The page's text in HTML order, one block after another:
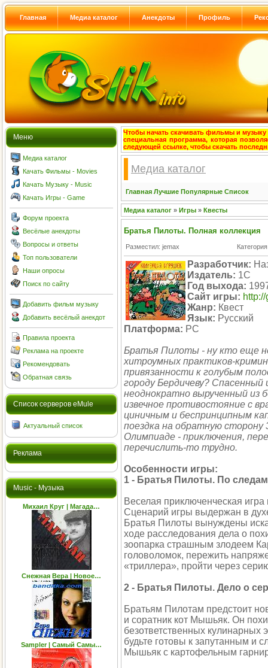
Главная Медиа каталог Анекдоты Профиль
Меню
Медиа каталог
Качать Фильмы - Movies
Качать Музыку - Music
Качать Игры - Game
Форум проекта
Весёлые анекдоты
Вопросы и ответы
Топ пользователи
Наши опросы
Поиск по сайту
Добавить фильм музыку
Добавить весёлый анекдот
Правила проекта
Реклама на проекте
Рекомендовать
Обратная связь
Cписок серверов eMule
Актуальный список
Реклама
Music - Музыка
Михаил Круг | Магада…
Снежная Вера | Новое…
Sampler | Самый Самы…
Чтобы начать скачивать фильмы и музыку
специальная программа, которая
следующей ссылке, чтобы скачать
Медиа каталог
Главная Лучшие Популярные Список
Медиа каталог » Игры » Квесты
Братья Пилоты. Полная коллекция
Разместил: jemax
Разработчик:
Издатель: 1С
Год выхода:
Сайт игры:
Жанр: Квест
Язык: Русский
Платформа: PC
Братья Пилоты - ну кто еще
хитроумных практиков-
привязанности к голубым
городу Бердичеву?
неоднократно вырученный из
извечное противостояние с
циничным и беспринципным
поездка на обратную
Олимпиаде - приключения,
перечислить-то трудно.
Особенности игры:
1 - Братья Пилоты. По
Веселая приключенческая
Сценарий игры выдержан в
Братья Пилоты вынуждены
ходе расследования дела о
зоопарка страшным злодеем
головоломок, пережить
«триллера», пройти через
2 - Братья Пилоты. Дело о
Братьям Пилотам предстоит
и соратник кот Мышьяк. Он
безответственных
будьте готовы к запутанным и
Мышьяк с картофельным